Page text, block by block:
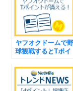
ヤフオクドームで野
球観戦するとTポイ